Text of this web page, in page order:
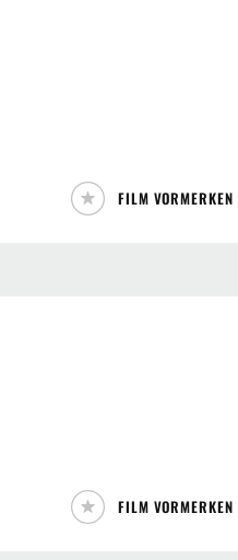
FILM VORMERKEN
FILM VORMERKEN